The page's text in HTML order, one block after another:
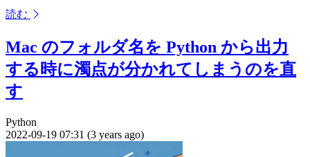
読む
Mac のフォルダ名を Python から出力
する時に濁点が分かれてしまうのを直
す
Python
2022-09-19 07:31 (3 years ago)